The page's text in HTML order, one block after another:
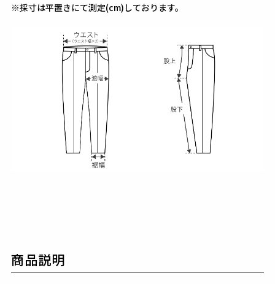
※採寸は平置きにて測定(cm)しております。
商品説明